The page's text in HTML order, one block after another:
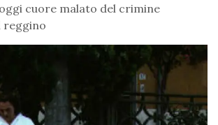
cuore malato del crimine
reggino